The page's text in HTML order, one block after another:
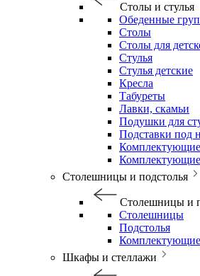
Столы и стулья
Обеденные
Столы
Столы для
Стулья
Стулья детские
Кресла
Табуреты
Лавки, скамьи
Подушки для
Подставки под
Комплектующие
Комплектующие
Столешницы и подстолья
Столешницы и
Столешницы
Подстолья
Шкафы и стеллажи